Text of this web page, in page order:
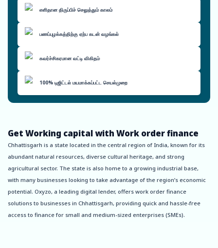
எளிதான திருப்பிச் செலுத்தும் காலம்
பணப்புழக்கத்திற்கு ஏற்ப கடன் வழங்கல்
கவர்ச்சிகரமான வட்டி விகிதம்
100% டிஜிட்டல் மயமாக்கப்பட்ட செயல்முறை
Get Working capital with Work order finance
Chhattisgarh is a state located in the central region of India, known for its
abundant natural resources, diverse cultural heritage, and strong
agricultural sector. The state is also home to a growing industrial base,
with many businesses looking to take advantage of the region’s economic
potential. Oxyzo, a leading digital lender, offers work order finance
solutions to businesses in Chhattisgarh, providing quick and hassle-free
access to finance for small and medium-sized enterprises (SMEs).